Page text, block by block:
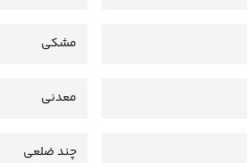
مشکی
معدنی
چند ضلعی